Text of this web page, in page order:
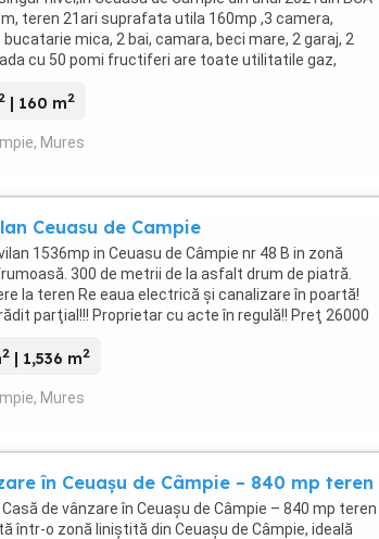
teren 21ari suprafata utila 160mp ,3 camera,
mica, 2 bai, camara, beci mare, 2 garaj, 2
cu 50 pomi fructiferi are toate utilitatile gaz,
| 160 m2
Mures
Ceuasu de Campie
1536mp in Ceuasu de Câmpie nr 48 B in zonă
300 de metrii de la asfalt drum de piatră.
la teren Re eaua electrică şi canalizare în poartă!
parţial!!! Proprietar cu acte în regulă!! Preţ 26000
2 | 1,536 m2
Mures
în Ceuașu de Câmpie – 840 mp teren
de vânzare în Ceuașu de Câmpie – 840 mp teren
într-o zonă liniștită din Ceuașu de Câmpie, ideală